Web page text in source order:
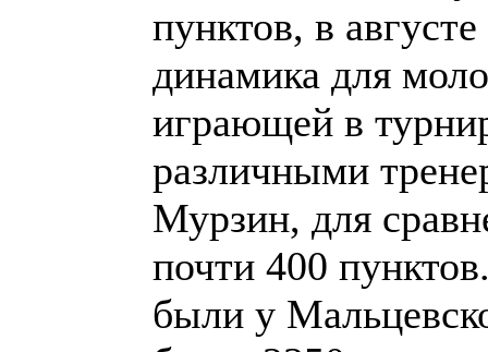
пунктов, в
динамика для
играющей в
различными
Мурзин, для
почти 400
были у